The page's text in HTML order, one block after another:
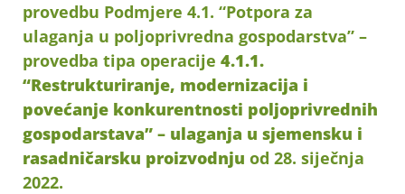
provedbu Podmjere 4.1. “Potpora za
ulaganja u poljoprivredna gospodarstva” –
provedba tipa operacije 4.1.1.
“Restrukturiranje, modernizacija i
povećanje konkurentnosti poljoprivrednih
gospodarstava” – ulaganja u sjemensku i
rasadničarsku proizvodnju od 28. siječnja
2022.